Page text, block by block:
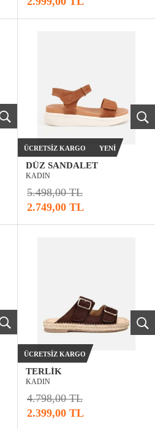
DÜZ SANDALET
KADIN
5.498,00 TL
2.749,00 TL
ÜCRETSIZ KARGO YENI
TERLIK
KADIN
4.798,00 TL
2.399,00 TL
ÜCRETSIZ KARGO